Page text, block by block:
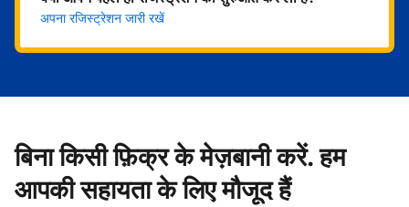
अपना रजिस्ट्रेशन जारी रखें
बिना किसी फ़िक्र के मेज़बानी करें. हम
आपकी सहायता के लिए मौजूद हैं